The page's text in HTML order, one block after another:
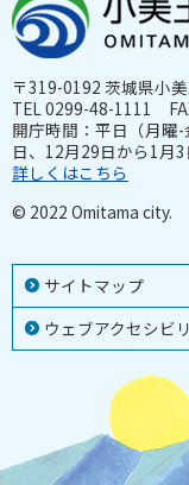
サイトマップ
ウェブアクセシビ
〒319-0192 茨城県小
TEL 0299-48-1111
開庁時間：平日（月曜
日、12月29日から1月
詳しくはこちら
© 2022 Omitama city.